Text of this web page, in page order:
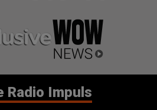
Radio Impuls